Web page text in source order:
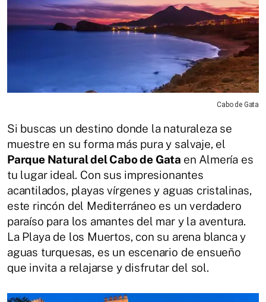
Cabo de Gata
Si buscas un destino donde la naturaleza se
muestre en su forma más pura y salvaje, el
Parque Natural del Cabo de Gata en Almería es
tu lugar ideal. Con sus impresionantes
acantilados, playas vírgenes y aguas cristalinas,
este rincón del Mediterráneo es un verdadero
paraíso para los amantes del mar y la aventura.
La Playa de los Muertos, con su arena blanca y
aguas turquesas, es un escenario de ensueño
que invita a relajarse y disfrutar del sol.